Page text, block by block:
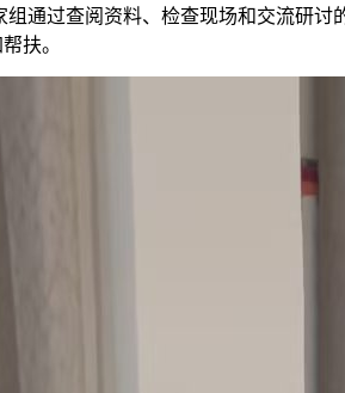
通过查阅资料、检查现场和交流研讨
扶。